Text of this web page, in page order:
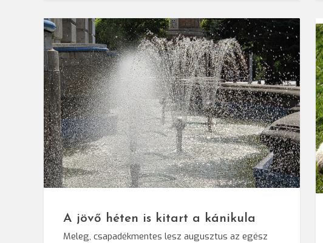
© Darvas Enikő/SRR
A jövő héten is kitart a kánikula
Meleg, csapadékmentes lesz augusztus az egész